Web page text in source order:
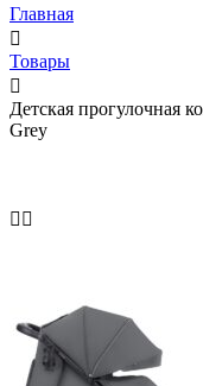
Главная
Товары
Детская прогулочная
Grey